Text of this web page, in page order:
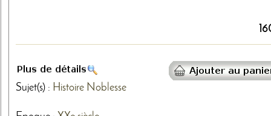
Sujet(s) : Histoire Noblesse